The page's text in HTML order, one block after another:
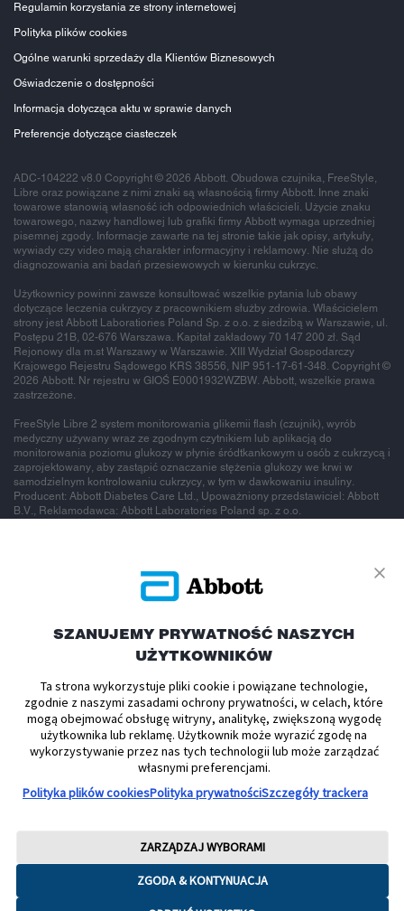
Regulamin korzystania ze strony internetowej
Polityka plików cookies
Ogólne warunki sprzedaży dla Klientów Biznesowych
Oświadczenie o dostępności
Informacja dotycząca aktu w sprawie danych
Preferencje dotyczące ciasteczek
ADC-104222 v8.0 Copyright © 2026 Abbott. Obudowa czujnika, FreeStyle,
Libre oraz powiązane z nimi znaki są własnością firmy Abbott. Inne znaki
towarowe stanowią własność ich odpowiednich właścicieli. Użycie znaku
towarowego, nazwy handlowej lub grafiki firmy Abbott wymaga uprzedniej
pisemnej zgody. Informacje zawarte na tej stronie takie jak opisy, artykuły,
wywiady czy video mają charakter informacyjny i reklamowy. Nie służą do
diagnozowania ani badań przesiewowych w kierunku cukrzyc.
Użytkownicy powinni zawsze konsultować wszelkie pytania lub obawy
dotyczące leczenia cukrzycy z pracownikiem służby zdrowia. Właścicielem
strony jest Abbott Laboratiories Poland Sp. z o.o. z siedzibą w Warszawie, ul.
Postępu 21B, 02-676 Warszawa. Kapitał zakładowy 70 147 200 zł. Sąd
Rejonowy dla m.st Warszawy w Warszawie. XIII Wydział Gospodarczy
Krajowego Rejestru Sądowego KRS 38556, NIP 951-17-61-348. Copyright ©
2026 Abbott. Nr rejestru w GIOŚ E0001932WZBW. Abbott, wszelkie prawa
zastrzeżone.
FreeStyle Libre 2 system monitorowania glikemii flash (czujnik), wyrób
medyczny używany wraz ze zgodnym czytnikiem lub aplikacją do
monitorowania poziomu glukozy w płynie śródtkankowym u osób z cukrzycą i
zaprojektowany, aby zastąpić oznaczanie stężenia glukozy we krwi w
samodzielnym kontrolowaniu cukrzycy, w tym w dawkowaniu insuliny.
Producent: Abbott Diabetes Care Ltd., Upoważniony przedstawiciel: Abbott
B.V., Reklamodawca: Abbott Laboratories Poland sp. z o.o.
To jest wyrób
medyczny.
Używaj go
zgodnie z
instrukcją
używania lub
SZANUJEMY PRYWATNOŚĆ NASZYCH
UŻYTKOWNIKÓW
Ta strona wykorzystuje pliki cookie i powiązane technologie,
zgodnie z naszymi zasadami ochrony prywatności, w celach, które
mogą obejmować obsługę witryny, analitykę, zwiększoną wygodę
użytkownika lub reklamę. Użytkownik może wyrazić zgodę na
wykorzystywanie przez nas tych technologii lub może zarządzać
własnymi preferencjami.
Polityka plików cookiesPolityka prywatnościSzczegóły trackera
ZGODA & KONTYNUACJA
ZARZĄDZAJ WYBORAMI